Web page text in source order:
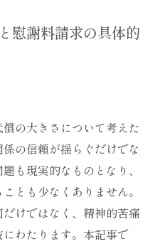
慰謝料請求の具体的
の大きさについて考えた
の信頼が揺らぐだけでな
も現実的なものとなり、
とも少なくありません。
けではなく、精神的苦痛
わたります。本記事で